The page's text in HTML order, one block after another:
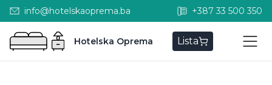
info@hotelskaoprema.ba +387 33 500 350
Hotelska Oprema Lista